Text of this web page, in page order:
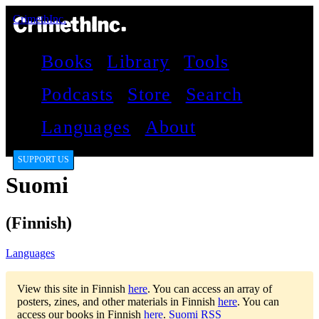
CrimethInc.
Books Library
Tools
Podcasts
Store
Search
Languages
About
SUPPORT US
Suomi
(Finnish)
Languages
View this site in Finnish here. You can access an array of
posters, zines, and other materials in Finnish here. You can
access our books in Finnish here. Suomi RSS